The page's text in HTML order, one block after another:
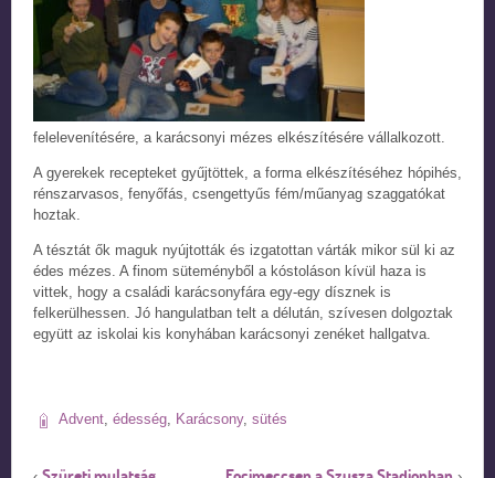
felelevenítésére, a karácsonyi mézes elkészítésére vállalkozott.
A gyerekek recepteket gyűjtöttek, a forma elkészítéséhez hópihés,
rénszarvasos, fenyőfás, csengettyűs fém/műanyag szaggatókat
hoztak.
A tésztát ők maguk nyújtották és izgatottan várták mikor sül ki az
édes mézes. A finom süteményből a kóstoláson kívül haza is
vittek, hogy a családi karácsonyfára egy-egy dísznek is
felkerülhessen. Jó hangulatban telt a délután, szívesen dolgoztak
együtt az iskolai kis konyhában karácsonyi zenéket hallgatva.
Advent, édesség, Karácsony, sütés